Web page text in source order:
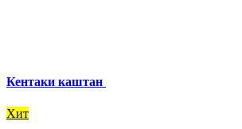
Кентаки каштан
Хит